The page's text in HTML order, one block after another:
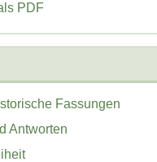
PDF
Fassungen
Antworten